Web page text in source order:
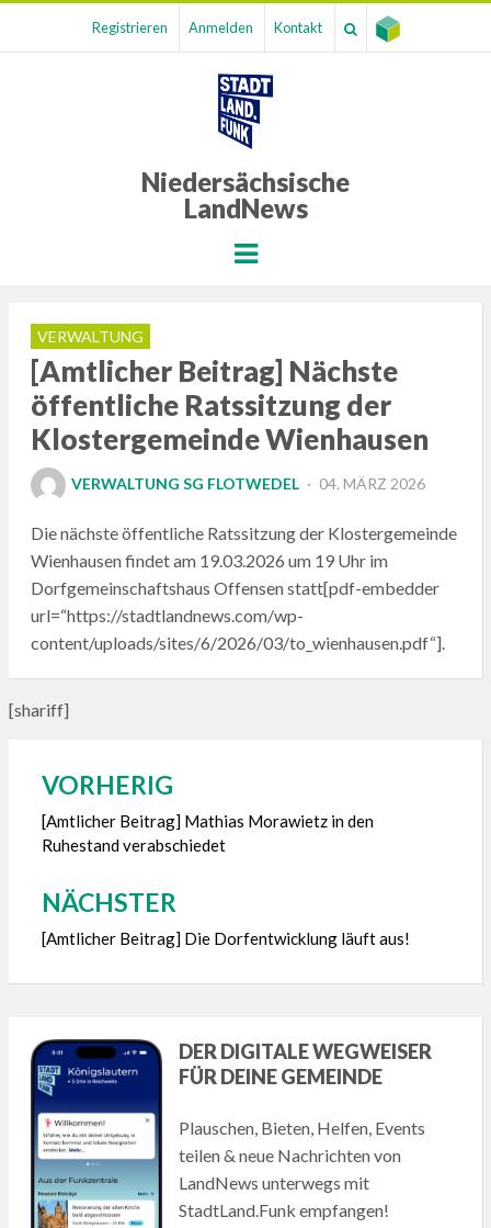
Registrieren Anmelden Kontakt
Niedersächsische
LandNews
Menu
VERWALTUNG
[Amtlicher Beitrag] Nächste
öffentliche Ratssitzung der
Klostergemeinde Wienhausen
VERWALTUNG SG FLOTWEDEL
POSTED
04. MÄRZ 2026
Die nächste öffentliche Ratssitzung der Klostergemeinde
Wienhausen findet am 19.03.2026 um 19 Uhr im
Dorfgemeinschaftshaus Offensen statt[pdf-embedder
url=“https://stadtlandnews.com/wp-
content/uploads/sites/6/2026/03/to_wienhausen.pdf“].
[shariff]
Beitragsnavigation
VORHERIG
[Amtlicher Beitrag] Mathias Morawietz in den
Ruhestand verabschiedet
NÄCHSTER
[Amtlicher Beitrag] Die Dorfentwicklung läuft aus!
DER DIGITALE WEGWEISER
FÜR DEINE GEMEINDE
Plauschen, Bieten, Helfen, Events
teilen & neue Nachrichten von
LandNews unterwegs mit
StadtLand.Funk empfangen!